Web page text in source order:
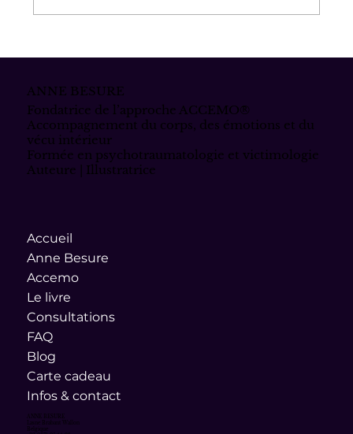
ANNE BESURE
Fondatrice de l’approche ACCEMO®
Accompagnement du corps, des émotions et du
vécu intérieur
Formée en psychotraumatologie et victimologie
Auteure | Illustratrice
Accueil
Anne Besure
Accemo
Le livre
Consultations
FAQ
Blog
Carte cadeau
Infos & contact
ANNE BESURE